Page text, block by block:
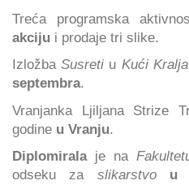
Treća programska
akciju i prodaje tri slike.
IzložbaSusreti u Kući
septembra.
Vranjanka Ljiljana Strize
godine u Vranju.
Diplomiralaje na
odseku za slikarstvo u